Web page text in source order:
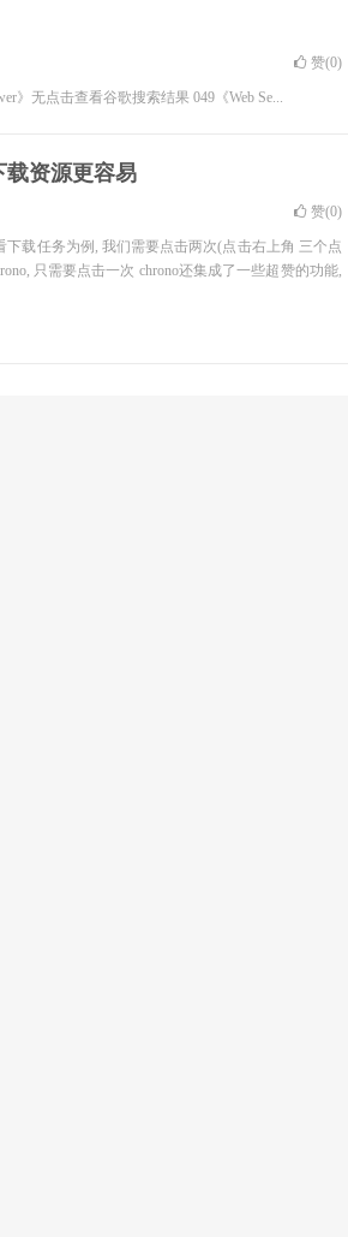
赞(0)
》无点击查看谷歌搜索结果 049《Web Se...
载资源更容易
赞(0)
下载任务为例, 我们需要点击两次(点击右上角 三个点
只需要点击一次 chrono还集成了一些超赞的功能,